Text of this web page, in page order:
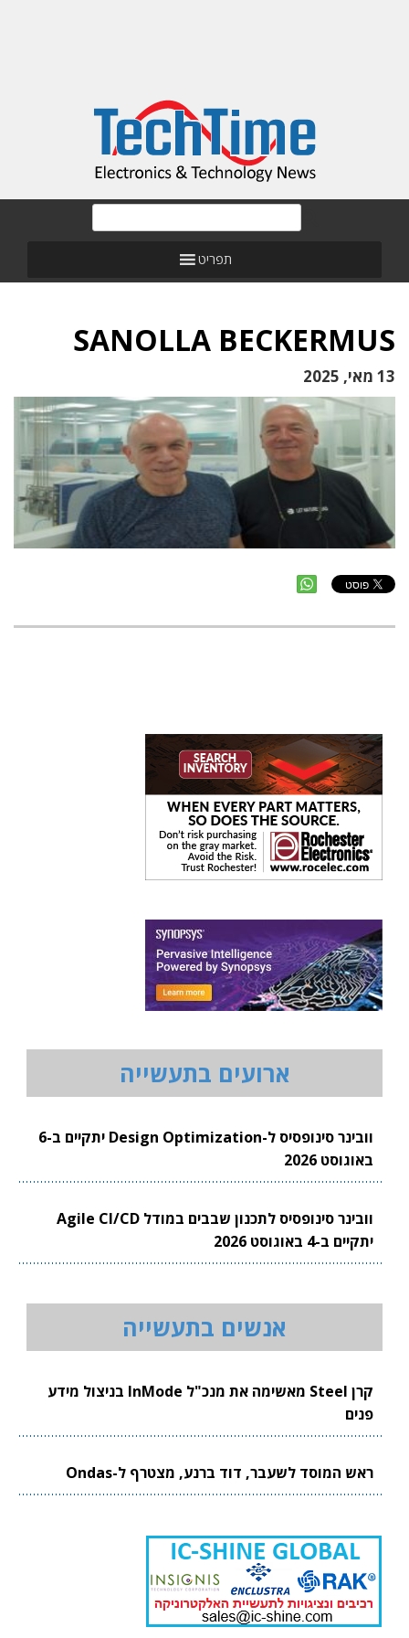
תפריט
SANOLLA BECKERMUS
13 מאי, 2025
ארועים בתעשייה
וובינר סינופסיס ל-Design Optimization יתקיים ב-6
באוגוסט 2026
וובינר סינופסיס לתכנון שבבים במודל Agile CI/CD
יתקיים ב-4 באוגוסט 2026
אנשים בתעשייה
קרן Steel מאשימה את מנכ"ל InMode בניצול מידע
פנים
ראש המוסד לשעבר, דוד ברנע, מצטרף ל-Ondas